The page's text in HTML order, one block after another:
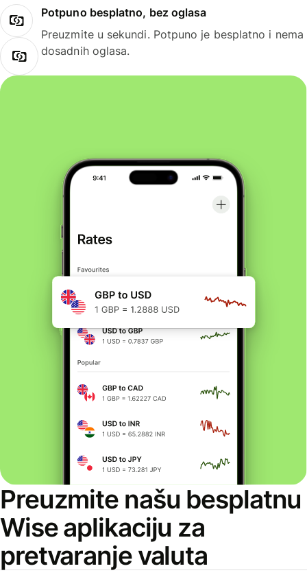
Potpuno besplatno, bez oglasa
Preuzmite u sekundi. Potpuno je besplatno i nema
dosadnih oglasa.
Preuzmite našu besplatnu
Wise aplikaciju za
pretvaranje valuta